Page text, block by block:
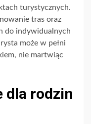
turystycznych.
tras oraz
do indywidualnych
może w pełni
nie martwiąc
dla rodzin